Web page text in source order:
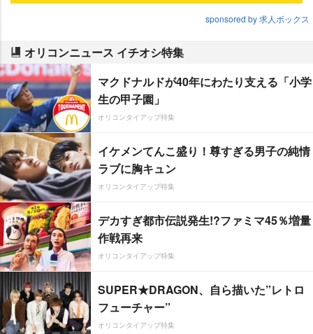
sponsored by 求人ボックス
オリコンニュース イチオシ特集
マクドナルドが40年にわたり支える「小学
生の甲子園」
オリコンタイアップ特集
イケメンてんこ盛り！尊すぎる男子の純情
ラブに胸キュン
オリコンタイアップ特集
デカすぎ都市伝説発生!?ファミマ45％増量
作戦再来
オリコンタイアップ特集
SUPER★DRAGON、自ら描いた”レトロ
フューチャー”
オリコンタイアップ特集